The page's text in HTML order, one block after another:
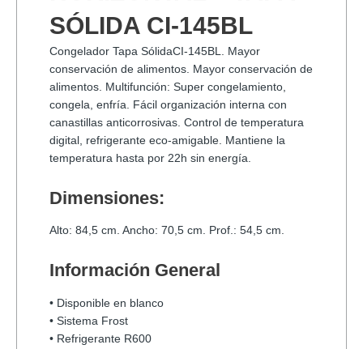
SÓLIDA CI-145BL
Congelador Tapa SólidaCI-145BL. Mayor
conservación de alimentos. Mayor conservación de
alimentos. Multifunción: Super congelamiento,
congela, enfría. Fácil organización interna con
canastillas anticorrosivas. Control de temperatura
digital, refrigerante eco-amigable. Mantiene la
temperatura hasta por 22h sin energía.
Dimensiones:
Alto: 84,5 cm. Ancho: 70,5 cm. Prof.: 54,5 cm.
Información General
• Disponible en blanco
• Sistema Frost
• Refrigerante R600